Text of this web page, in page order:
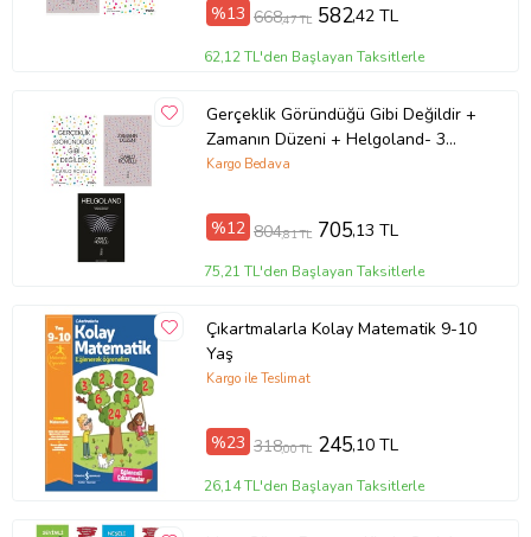
%13 668,47 TL 582,42 TL
62,12 TL'den Başlayan Taksitlerle
Gerçeklik Göründüğü Gibi Değildir +
Zamanın Düzeni + Helgoland- 3
Kitap Set - Iş Bankası Özel Set
Kargo Bedava
%12 804,81 TL 705,13 TL
75,21 TL'den Başlayan Taksitlerle
Çıkartmalarla Kolay Matematik 9-10
Yaş
Kargo ile Teslimat
%23 318,00 TL 245,10 TL
26,14 TL'den Başlayan Taksitlerle